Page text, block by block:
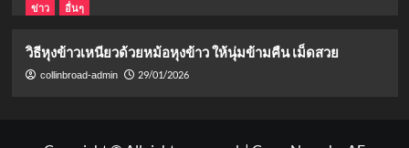
ข่าว
อื่นๆ
วิธีหุงข้าวเหนียวด้วยหม้อหุงข้าว ให้นุ่มข้ามคืน เม็ดสวย
collinbroad-admin 29/01/2026